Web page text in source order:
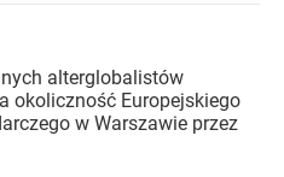
alterglobalistów
okoliczność Europejskiego
w Warszawie przez